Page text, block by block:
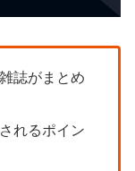
誌がまとめ
れるポイン